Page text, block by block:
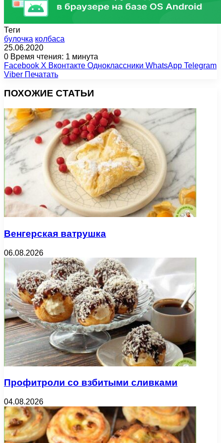
Теги
булочка колбаса
25.06.2020
0 Время чтения: 1 минута
Facebook X Вконтакте Одноклассники WhatsApp Telegram
Viber Печатать
ПОХОЖИЕ СТАТЬИ
Венгерская ватрушка
06.08.2026
Профитроли со взбитыми сливками
04.08.2026